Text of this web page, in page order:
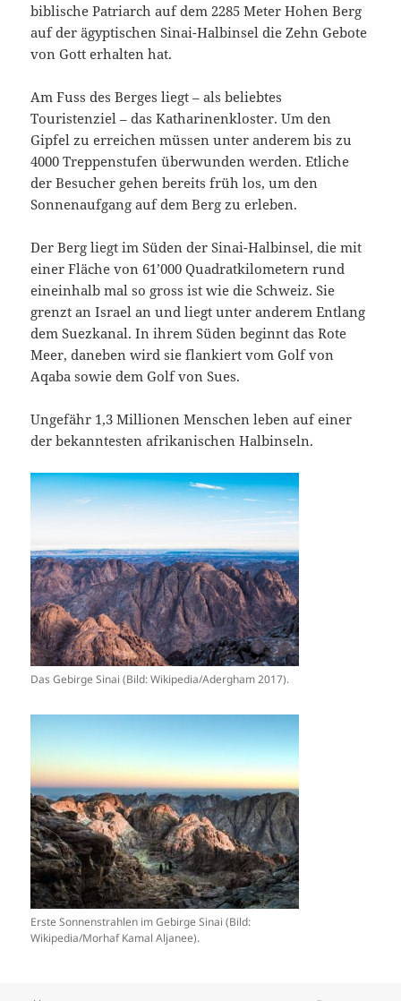
biblische Patriarch auf dem 2285 Meter Hohen Berg
auf der ägyptischen Sinai-Halbinsel die Zehn Gebote
von Gott erhalten hat.
Am Fuss des Berges liegt – als beliebtes
Touristenziel – das Katharinenkloster. Um den
Gipfel zu erreichen müssen unter anderem bis zu
4000 Treppenstufen überwunden werden. Etliche
der Besucher gehen bereits früh los, um den
Sonnenaufgang auf dem Berg zu erleben.
Der Berg liegt im Süden der Sinai-Halbinsel, die mit
einer Fläche von 61’000 Quadratkilometern rund
eineinhalb mal so gross ist wie die Schweiz. Sie
grenzt an Israel an und liegt unter anderem Entlang
dem Suezkanal. In ihrem Süden beginnt das Rote
Meer, daneben wird sie flankiert vom Golf von
Aqaba sowie dem Golf von Sues.
Ungefähr 1,3 Millionen Menschen leben auf einer
der bekanntesten afrikanischen Halbinseln.
Das Gebirge Sinai (Bild: Wikipedia/Adergham 2017).
Erste Sonnenstrahlen im Gebirge Sinai (Bild:
Wikipedia/Morhaf Kamal Aljanee).